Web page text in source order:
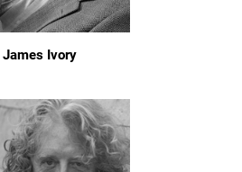
James Ivory